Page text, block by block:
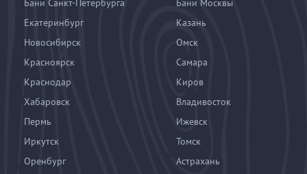
Бани Санкт-Петербурга
Бани Москвы
Екатеринбург
Казань
Новосибирск
Омск
Красноярск
Самара
Краснодар
Киров
Хабаровск
Владивосток
Пермь
Ижевск
Иркутск
Томск
Оренбург
Астрахань